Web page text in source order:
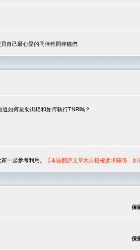
自己最心愛的同伴狗同伴貓們
如何救助街貓和如何執行TNR嗎？
一起參考利用。 【本區翻譯文章因原授權要求關係，
保留期限
保留期限